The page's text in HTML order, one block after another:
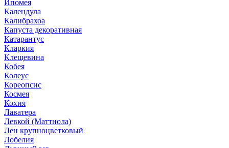
Ипомея
Календула
Калибрахоа
Капуста декоративная
Катарантус
Кларкия
Клещевина
Кобея
Колеус
Кореопсис
Космея
Кохия
Лаватера
Левкой (Маттиола)
Лен крупноцветковый
Лобелия